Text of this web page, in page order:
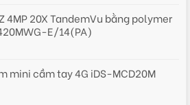
4MP 20X TandemVu bằng polymer
E/14(PA)
mini cầm tay 4G iDS-MCD20M